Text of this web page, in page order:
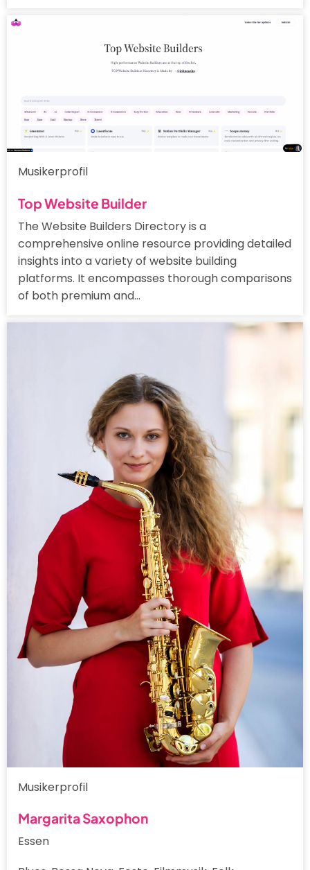
Musikerprofil
Top Website Builder
The Website Builders Directory is a
comprehensive online resource providing detailed
insights into a variety of website building
platforms. It encompasses thorough comparisons
of both premium and…
Musikerprofil
Margarita Saxophon
Essen